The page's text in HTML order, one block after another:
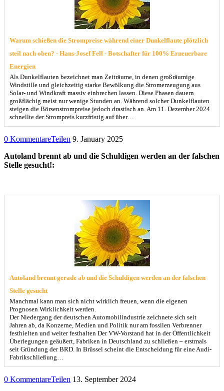
Warum schießen die Strompreise während einer Dunkelflaute plötzlich
steil nach oben? - Hans-Josef Fell - Botschafter für 100% Erneuerbare
Energien
Als Dunkelflauten bezeichnet man Zeiträume, in denen großräumige
Windstille und gleichzeitig starke Bewölkung die Stromerzeugung aus
Solar- und Windkraft massiv einbrechen lassen. Diese Phasen dauern
großflächig meist nur wenige Stunden an. Während solcher Dunkelflauten
steigen die Börsenstrompreise jedoch drastisch an. Am 11. Dezember 2024
schnellte der Strompreis kurzfristig auf über…
0 KommentareTeilen 9. January 2025
Autoland brennt ab und die Schuldigen werden an der falschen
Stelle gesucht!:
Autoland brennt gerade ab und die Schuldigen werden an der falschen
Stelle gesucht
Manchmal kann man sich nicht wirklich freuen, wenn die eigenen
Prognosen Wirklichkeit werden.
Der Niedergang der deutschen Automobilindustrie zeichnete sich seit
Jahren ab, da Konzerne, Medien und Politik nur am fossilen Verbrenner
festhielten und weiter festhalten Der VW-Vorstand hat in der Öffentlichkeit
Überlegungen geäußert, Fabriken in Deutschland zu schließen – erstmals
seit Gründung der BRD. In Brüssel scheint die Entscheidung für eine Audi-
Fabrikschließung…
0 KommentareTeilen 13. September 2024